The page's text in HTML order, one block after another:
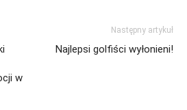
w
Następny artykuł
Najlepsi golfiści wyłonieni!